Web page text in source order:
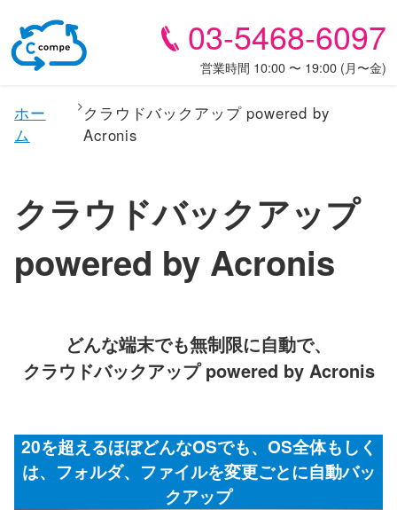
03-5468-6097
営業時間 10:00 〜 19:00 (月〜金)
ホー
ム
クラウドバックアップ powered by
Acronis
クラウドバックアップ
powered by Acronis
どんな端末でも無制限に自動で、
クラウドバックアップ powered by Acronis
20を超えるほぼどんなOSでも、OS全体もしく
は、フォルダ、ファイルを変更ごとに自動バッ
クアップ